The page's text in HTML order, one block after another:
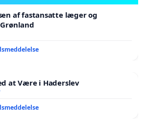
af fastansatte læger og
at Være i Haderslev